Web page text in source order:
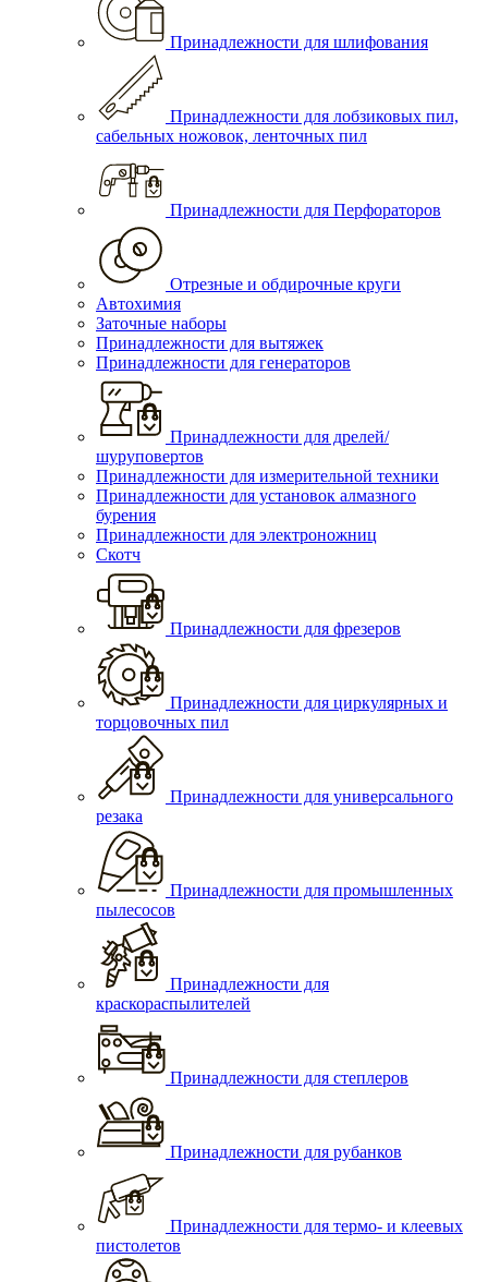
Принадлежности для шлифования
Принадлежности для лобзиковых пил,
сабельных ножовок, ленточных пил
Принадлежности для Перфораторов
Отрезные и обдирочные круги
Автохимия
Заточные наборы
Принадлежности для вытяжек
Принадлежности для генераторов
Принадлежности для дрелей/
шуруповертов
Принадлежности для измерительной техники
Принадлежности для установок алмазного
бурения
Принадлежности для электроножниц
Скотч
Принадлежности для фрезеров
Принадлежности для циркулярных и
торцовочных пил
Принадлежности для универсального
резака
Принадлежности для промышленных
пылесосов
Принадлежности для
краскораспылителей
Принадлежности для степлеров
Принадлежности для рубанков
Принадлежности для термо- и клеевых
пистолетов